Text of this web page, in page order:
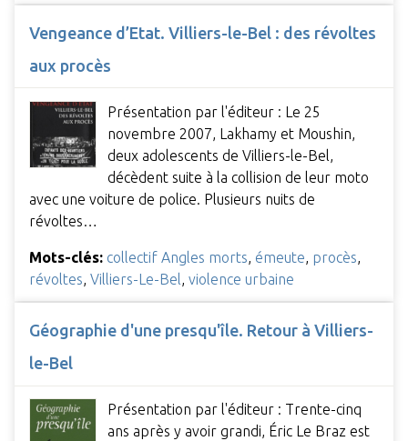
Vengeance d’Etat. Villiers-le-Bel : des révoltes
aux procès
Présentation par l'éditeur : Le 25
novembre 2007, Lakhamy et Moushin,
deux adolescents de Villiers-le-Bel,
décèdent suite à la collision de leur moto
avec une voiture de police. Plusieurs nuits de
révoltes…
Mots-clés: collectif Angles morts, émeute, procès,
révoltes, Villiers-Le-Bel, violence urbaine
Géographie d'une presqu'île. Retour à Villiers-
le-Bel
Présentation par l'éditeur : Trente-cinq
ans après y avoir grandi, Éric Le Braz est